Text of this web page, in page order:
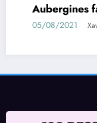
au poulet à la